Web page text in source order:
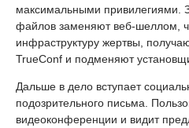
максимальными привилегиями.
файлов заменяют веб-шеллом,
инфраструктуру жертвы,
TrueConf и подменяют
Дальше в дело вступает
подозрительного письма.
видеоконференции и видит